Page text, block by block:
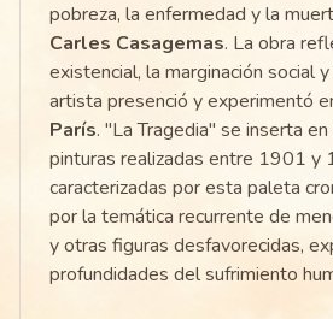
pobreza, la enfermedad y la
Carles Casagemas. La obra
existencial, la marginación social
artista presenció y experimentó
París. "La Tragedia" se inserta
pinturas realizadas entre 1901 y
caracterizadas por esta paleta
por la temática recurrente de
y otras figuras desfavorecidas,
profundidades del sufrimiento